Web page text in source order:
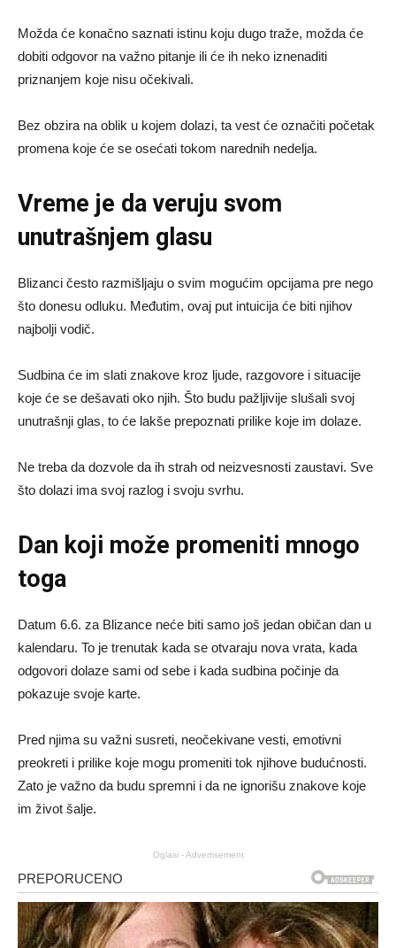
Možda će konačno saznati istinu koju dugo traže, možda će
dobiti odgovor na važno pitanje ili će ih neko iznenaditi
priznanjem koje nisu očekivali.
Bez obzira na oblik u kojem dolazi, ta vest će označiti početak
promena koje će se osećati tokom narednih nedelja.
Vreme je da veruju svom
unutrašnjem glasu
Blizanci često razmišljaju o svim mogućim opcijama pre nego
što donesu odluku. Međutim, ovaj put intuicija će biti njihov
najbolji vodič.
Sudbina će im slati znakove kroz ljude, razgovore i situacije
koje će se dešavati oko njih. Što budu pažljivije slušali svoj
unutrašnji glas, to će lakše prepoznati prilike koje im dolaze.
Ne treba da dozvole da ih strah od neizvesnosti zaustavi. Sve
što dolazi ima svoj razlog i svoju svrhu.
Dan koji može promeniti mnogo
toga
Datum 6.6. za Blizance neće biti samo još jedan običan dan u
kalendaru. To je trenutak kada se otvaraju nova vrata, kada
odgovori dolaze sami od sebe i kada sudbina počinje da
pokazuje svoje karte.
Pred njima su važni susreti, neočekivane vesti, emotivni
preokreti i prilike koje mogu promeniti tok njihove budućnosti.
Zato je važno da budu spremni i da ne ignorišu znakove koje
im život šalje.
Oglasi - Advertisement